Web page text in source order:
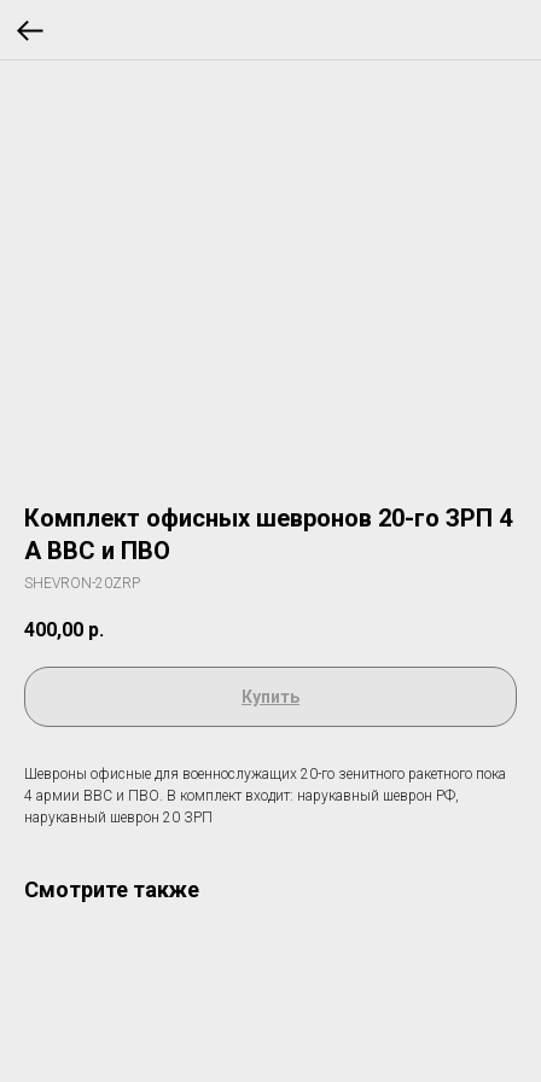
Комплект офисных шевронов 20-го ЗРП 4
А ВВС и ПВО
SHEVRON-20ZRP
400,00 р.
Купить
Шевроны офисные для военнослужащих 20-го зенитного ракетного пока
4 армии ВВС и ПВО. В комплект входит: нарукавный шеврон РФ,
нарукавный шеврон 20 ЗРП
Смотрите также